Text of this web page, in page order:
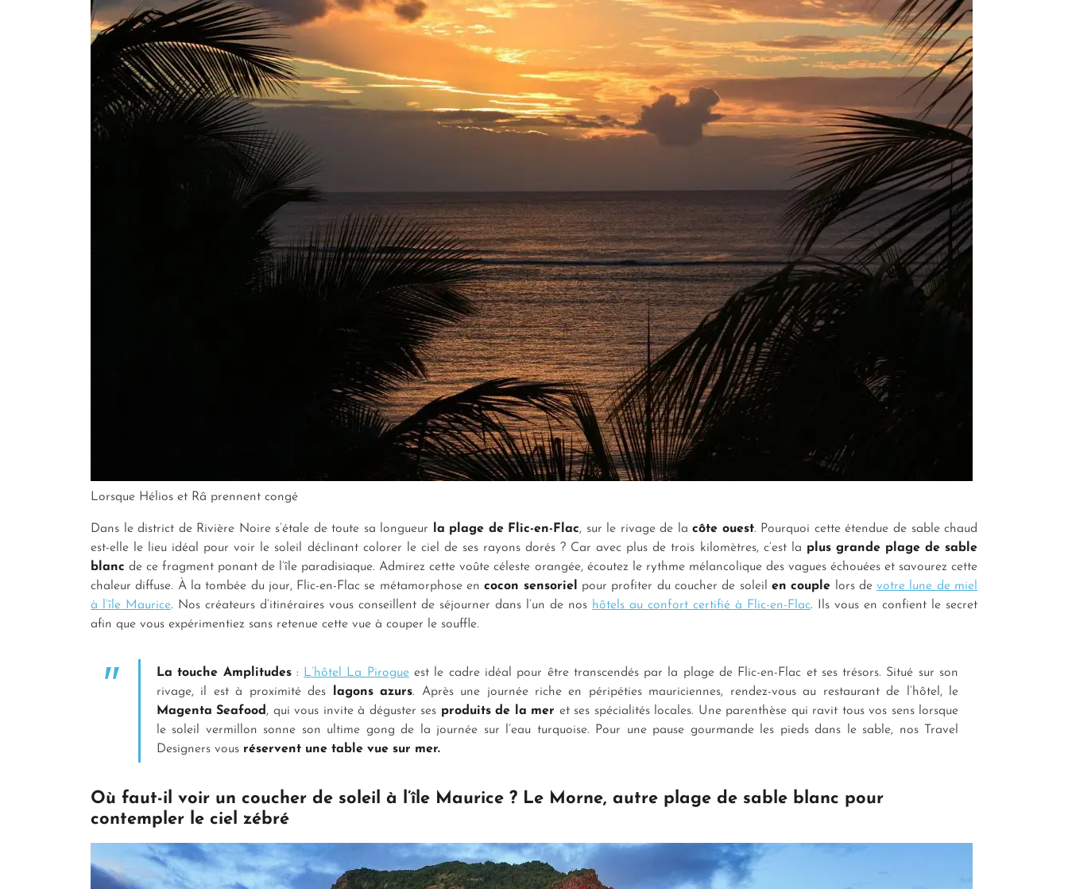
Lorsque Hélios et Râ prennent congé
Dans le district de Rivière Noire s’étale de toute sa longueur la plage de Flic-en-Flac, sur le rivage de lacôte ouest. Pourquoi cette étendue de sable chaud
est-elle le lieu idéal pour voir le soleil déclinant colorer le ciel de ses rayons dorés ? Car avec plus de trois kilomètres, c’est la plus grande plage de sable
blanc de ce fragment ponant de l’île paradisiaque. Admirez cette voûte céleste orangée, écoutez le rythme mélancolique des vagues échouées et savourez cette
chaleur diffuse. À la tombée du jour, Flic-en-Flac se métamorphose encocon sensoriel pour profiter du coucher de soleil en couple lors devotre lune de miel
à l’île Maurice. Nos créateurs d’itinéraires vous conseillent de séjourner dans l’un de nos hôtels au confort certifié à Flic-en-Flac. Ils vous en confient le secret
afin que vous expérimentiez sans retenue cette vue à couper le souffle.
La touche Amplitudes: L’hôtel La Pirogueest le cadre idéal pour être transcendés par la plage de Flic-en-Flac et ses trésors. Situé sur son
rivage, il est à proximité des
lagons azurs. Après une journée riche en péripéties mauriciennes, rendez-vous au restaurant de l’hôtel, le
Magenta Seafood , qui vous invite à déguster ses produits de la mer et ses spécialités locales. Une parenthèse qui ravit tous vos sens lorsque
le soleil vermillon sonne son ultime gong de la journée sur l’eau turquoise. Pour une pause gourmande les pieds dans le sable, nos Travel
Designers vous réservent une table vue sur mer.
Où faut-il voir un coucher de soleil à l’île Maurice ? Le Morne, autre plage de sable blanc pour
contempler le ciel zébré